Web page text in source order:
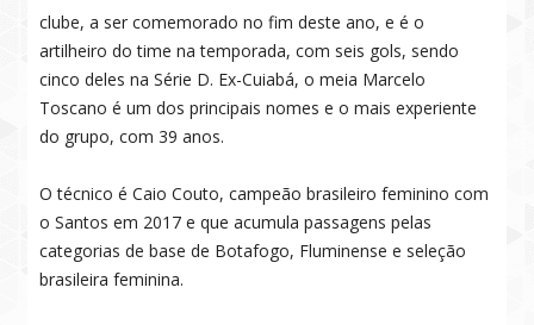
clube, a ser comemorado no fim deste ano, e é o
artilheiro do time na temporada, com seis gols, sendo
cinco deles na Série D. Ex-Cuiabá, o meia Marcelo
Toscano é um dos principais nomes e o mais experiente
do grupo, com 39 anos.
O técnico é Caio Couto, campeão brasileiro feminino com
o Santos em 2017 e que acumula passagens pelas
categorias de base de Botafogo, Fluminense e seleção
brasileira feminina.